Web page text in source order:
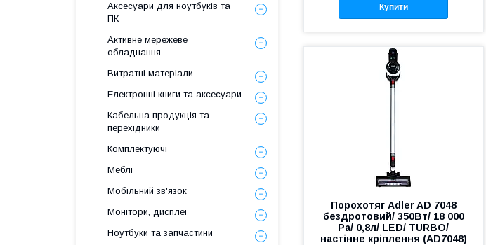
Купити
Порохотяг Adler AD 7048
бездротовий/ 350Вт/ 18 000
Pa/ 0,8л/ LED/ TURBO/
настінне кріплення (AD7048)
Аксесуари для ноутбуків та
ПК
Активне мережеве
обладнання
Витратні матеріали
Електронні книги та аксесуари
Кабельна продукція та
перехідники
Комплектуючі
Меблі
Мобільний зв'язок
Монітори, дисплеї
Ноутбуки та запчастини